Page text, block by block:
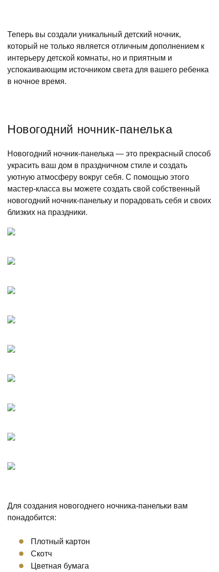
Теперь вы создали уникальный детский ночник,
который не только является отличным дополнением к
интерьеру детской комнаты, но и приятным и
успокаивающим источником света для вашего ребенка
в ночное время.
Новогодний ночник-панелька
Новогодний ночник-панелька — это прекрасный способ
украсить ваш дом в праздничном стиле и создать
уютную атмосферу вокруг себя. С помощью этого
мастер-класса вы можете создать свой собственный
новогодний ночник-панельку и порадовать себя и своих
близких на праздники.
Для создания новогоднего ночника-панельки вам
понадобится:
Плотный картон
Скотч
Цветная бумага